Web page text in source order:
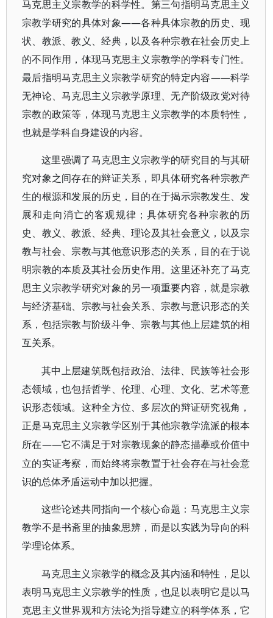
马克思主义宗教学的科学性。第三句指明马克思主义
宗教学研究的具体对象——各种具体宗教的历史、现
状、教派、教义、经典，以及各种宗教在社会历史上
的不同作用，体现马克思主义宗教学的学科专门性。
最后指明马克思主义宗教学研究的特定内容——科学
无神论、马克思主义宗教学原理、无产阶级政党对待
宗教的政策等，体现马克思主义宗教学的本质特性，
也就是学科自身建设的内容。
这里强调了马克思主义宗教学的研究目的与其研
究对象之间存在的辩证关系，即具体研究各种宗教产
生的根源和发展的历史，目的在于揭示宗教发生、发
展和走向消亡的客观规律；具体研究各种宗教的历
史、教义、教派、经典、理论及其社会意义，以及宗
教与社会、宗教与其他意识形态的关系，目的在于说
明宗教的本质及其社会历史作用。这里还补充了马克
思主义宗教学研究对象的另一项重要内容，就是宗教
与经济基础、宗教与社会关系、宗教与意识形态的关
系，包括宗教与阶级斗争、宗教与其他上层建筑的相
互关系。
其中上层建筑既包括政治、法律、民族等社会形
态领域，也包括哲学、伦理、心理、文化、艺术等意
识形态领域。这种全方位、多层次的辩证研究视角，
正是马克思主义宗教学区别于其他宗教学流派的根本
所在——它不满足于对宗教现象的静态描摹或价值中
立的实证考察，而始终将宗教置于社会存在与社会意
识的总体矛盾运动中加以把握。
这些论述共同指向一个核心命题：马克思主义宗
教学不是书斋里的抽象思辨，而是以实践为导向的科
学理论体系。
马克思主义宗教学的概念及其内涵和特性，足以
表明马克思主义宗教学的性质，也足以表明它是以马
克思主义世界观和方法论为指导建立的科学体系，它